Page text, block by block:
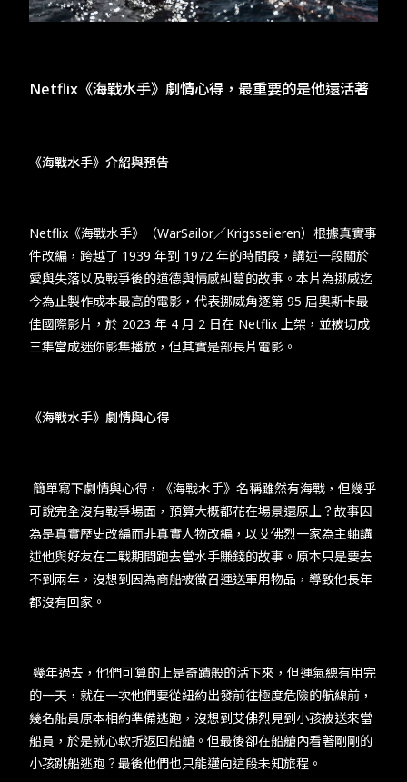
Netflix《海戰水手》劇情心得，最重要的是他還活著
《海戰水手》介紹與預告
Netflix《海戰水手》（WarSailor／Krigsseileren）根據真實事
件改編，跨越了 1939 年到 1972 年的時間段，講述一段關於
愛與失落以及戰爭後的道德與情感糾葛的故事。本片為挪威迄
今為止製作成本最高的電影，代表挪威角逐第 95 屆奧斯卡最
佳國際影片，於 2023 年 4 月 2 日在 Netflix 上架，並被切成
三集當成迷你影集播放，但其實是部長片電影。
《海戰水手》劇情與心得
簡單寫下劇情與心得，《海戰水手》名稱雖然有海戰，但幾乎
可說完全沒有戰爭場面，預算大概都花在場景還原上？故事因
為是真實歷史改編而非真實人物改編，以艾佛烈一家為主軸講
述他與好友在二戰期間跑去當水手賺錢的故事。原本只是要去
不到兩年，沒想到因為商船被徵召運送軍用物品，導致他長年
都沒有回家。
幾年過去，他們可算的上是奇蹟般的活下來，但運氣總有用完
的一天，就在一次他們要從紐約出發前往極度危險的航線前，
幾名船員原本相約準備逃跑，沒想到艾佛烈見到小孩被送來當
船員，於是就心軟折返回船艙。但最後卻在船艙內看著剛剛的
小孩跳船逃跑？最後他們也只能邁向這段未知旅程。